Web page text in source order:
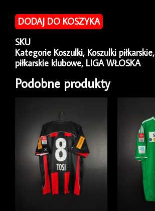
piłkarska
Juventus
Third
Adidas
Leonardo
Bonucci
#19
DODAJ DO KOSZYKA
SKU
Kategorie Koszulki, Koszulki piłkarskie,
piłkarskie klubowe, LIGA WŁOSKA
Podobne produkty